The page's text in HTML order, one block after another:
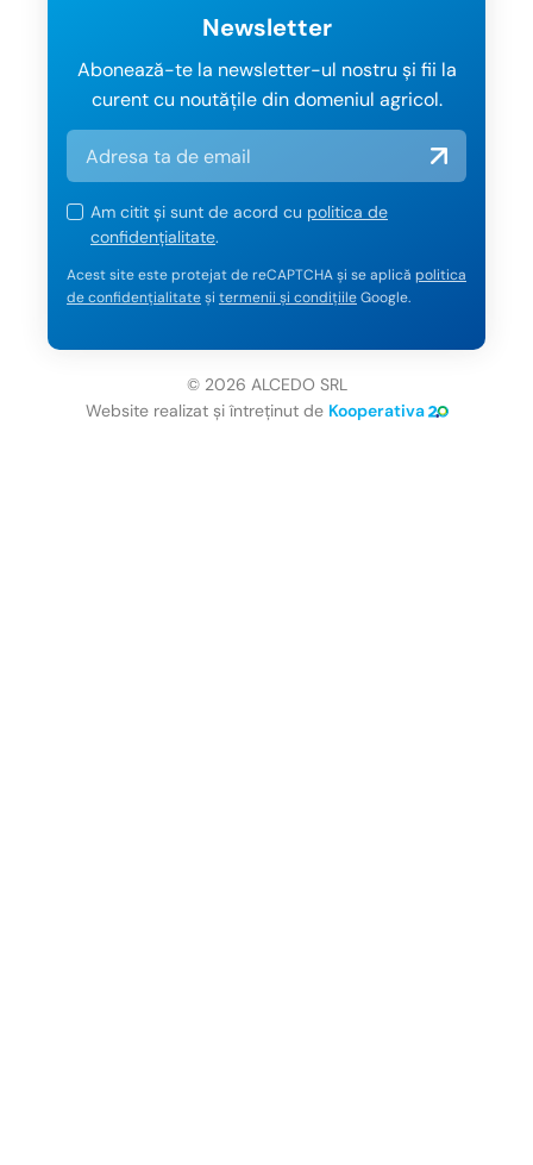
Newsletter
Abonează-te la newsletter-ul nostru și fii la
curent cu noutățile din domeniul agricol.
Am citit și sunt de acord cu politica de
confidențialitate.
Acest site este protejat de reCAPTCHA și se aplică politica
de confidențialitateși termenii și condițiileGoogle.
© 2026 ALCEDO SRL
Website realizat și întreținut de Kooperativa